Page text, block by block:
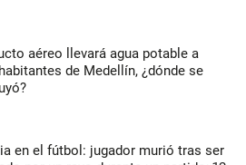
aéreo llevará agua potable a
de Medellín, ¿dónde se
en el fútbol: jugador murió tras ser